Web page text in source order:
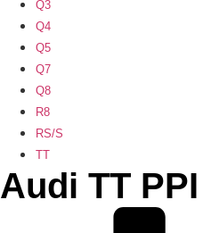
Q3
Q4
Q5
Q7
Q8
R8
RS/S
TT
Audi TT